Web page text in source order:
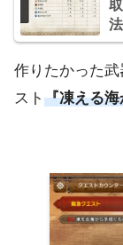
作りたかった
スト 『凍える